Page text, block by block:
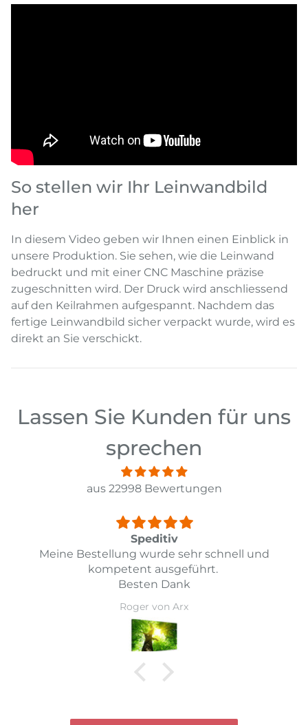
So stellen wir Ihr Leinwandbild
her
In diesem Video geben wir Ihnen einen Einblick in
unsere Produktion. Sie sehen, wie die Leinwand
bedruckt und mit einer CNC Maschine präzise
zugeschnitten wird. Der Druck wird anschliessend
auf den Keilrahmen aufgespannt. Nachdem das
fertige Leinwandbild sicher verpackt wurde, wird es
direkt an Sie verschickt.
Lassen Sie Kunden für uns
sprechen
aus 22998 Bewertungen
Top
Top Lieferung und Preis Leistung
Daniel Guarda